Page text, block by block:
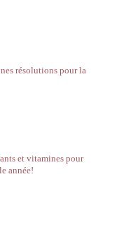
résolutions pour la
et vitamines pour
année!